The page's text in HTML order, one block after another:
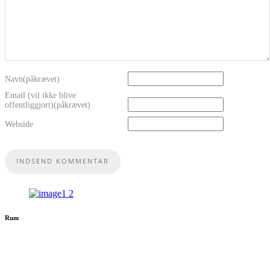
Navn(påkrævet)
Email (vil ikke blive
offentliggjort)(påkrævet)
Webside
Rum